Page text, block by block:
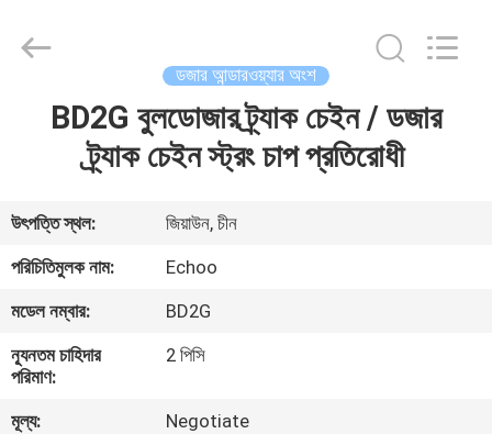
আমাদের
সম্পর্কে
কারখানা
ভ্রমণ
Corporation.
ডজার আন্ডারওয়্যার অংশ
BD2G বুলডোজার ট্র্যাক চেইন / ডজার
ট্র্যাক চেইন স্ট্রং চাপ প্রতিরোধী
উৎপত্তি স্থল:
জিয়াউন, চীন
পরিচিতিমুলক নাম:
Echoo
মডেল নম্বার:
BD2G
ন্যূনতম চাহিদার
পরিমাণ:
2 পিসি
মূল্য:
Negotiate